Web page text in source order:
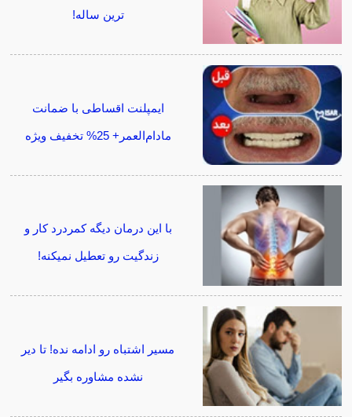
ترین ساله!
ایمپلنت اقساطی با ضمانت
مادام‌العمر+ 25% تخفیف ویژه
با این درمان دیگه کمردرد کار و
زندگیت رو تعطیل نمیکنه!
مسیر اشتباه رو ادامه نده! تا دیر
نشده مشاوره بگیر